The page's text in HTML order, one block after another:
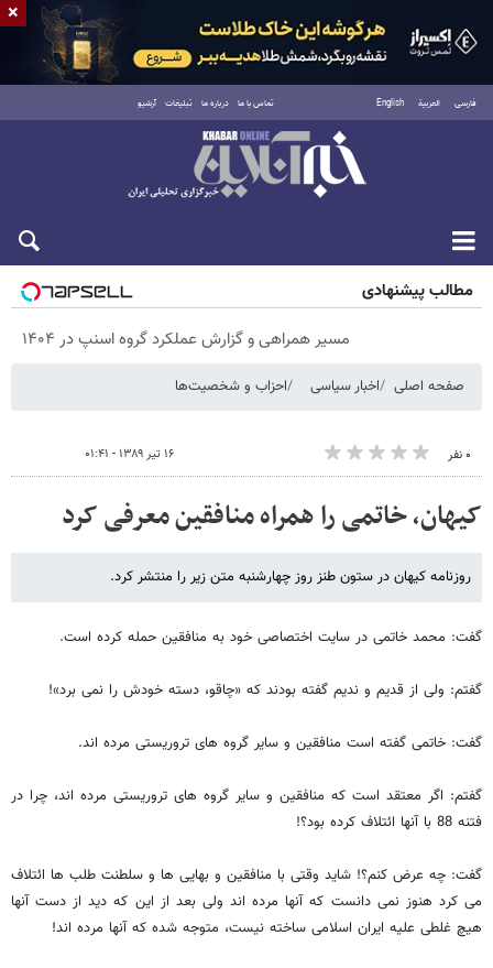
فارسی العربية English تماس با ما درباره ما تبلیغات آرشیو
پنجشنبه ۱۵ مرداد ۱۴۰۵
مطالب پیشنهادی
مسیر همراهی و گزارش عملکرد گروه اسنپ در ۱۴۰۴
صفحه اصلی اخبار سیاسی احزاب و شخصیت‌ها
۰ نفر ۱۶ تیر ۱۳۸۹ - ۰۱:۴۱
کیهان، خاتمی را همراه منافقین معرفی کرد
روزنامه کیهان در ستون طنز روز چهارشنبه متن زیر را منتشر کرد.
گفت: محمد خاتمی در سایت اختصاصی خود به منافقین حمله کرده است.
گفتم: ولی از قدیم و ندیم گفته بودند که «چاقو، دسته خودش را نمی برد»!
گفت: خاتمی گفته است منافقین و سایر گروه های تروریستی مرده اند.
گفتم: اگر معتقد است که منافقین و سایر گروه های تروریستی مرده اند، چرا در
فتنه 88 با آنها ائتلاف کرده بود؟!
گفت: چه عرض کنم؟! شاید وقتی با منافقین و بهایی ها و سلطنت طلب ها ائتلاف
می کرد هنوز نمی دانست که آنها مرده اند ولی بعد از این که دید از دست آنها
هیچ غلطی علیه ایران اسلامی ساخته نیست، متوجه شده که آنها مرده اند!
×